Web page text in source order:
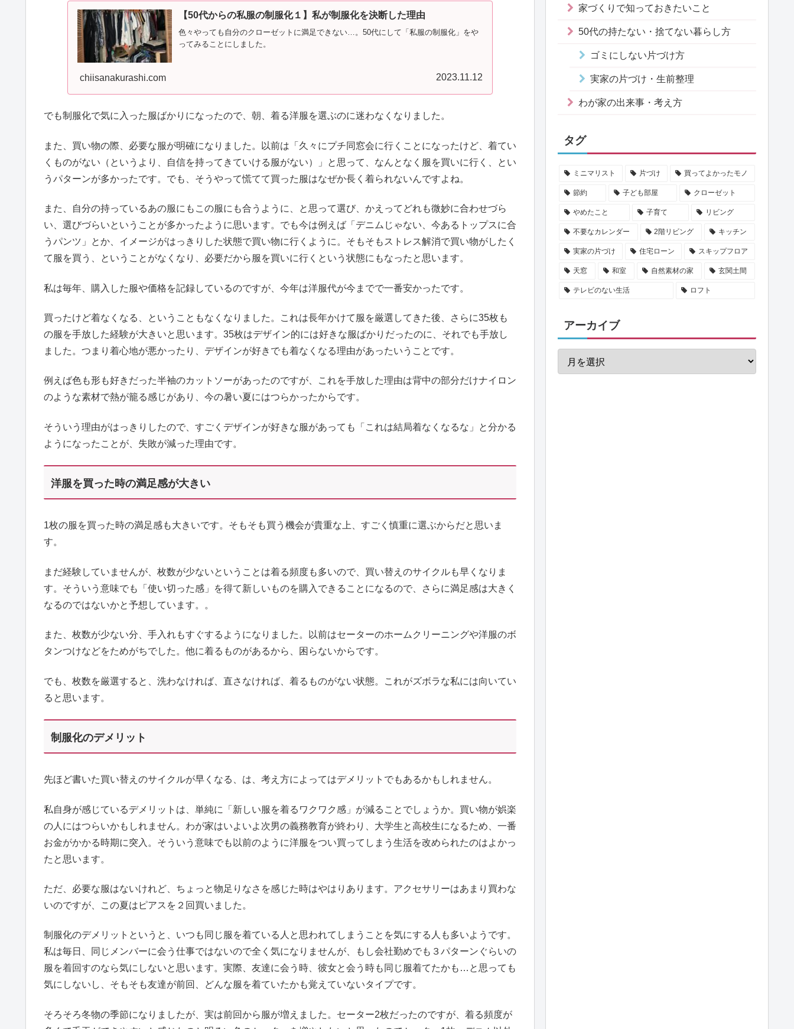
【50代からの私服の制服化１】私が制服化を決断した理由
色々やっても自分のクローゼットに満足できない…。50代にして「私服の制服化」をや
ってみることにしました。
chiisanakurashi.com 2023.11.12
でも制服化で気に入った服ばかりになったので、朝、着る洋服を選ぶのに迷わなくなりました。
また、買い物の際、必要な服が明確になりました。以前は「久々にプチ同窓会に行くことになったけど、着てい
くものがない（というより、自信を持ってきていける服がない）」と思って、なんとなく服を買いに行く、とい
うパターンが多かったです。でも、そうやって慌てて買った服はなぜか長く着られないんですよね。
また、自分の持っているあの服にもこの服にも合うように、と思って選び、かえってどれも微妙に合わせづら
い、選びづらいということが多かったように思います。でも今は例えば「デニムじゃない、今あるトップスに合
うパンツ」とか、イメージがはっきりした状態で買い物に行くように。そもそもストレス解消で買い物がしたく
て服を買う、ということがなくなり、必要だから服を買いに行くという状態にもなったと思います。
私は毎年、購入した服や価格を記録しているのですが、今年は洋服代が今までで一番安かったです。
買ったけど着なくなる、ということもなくなりました。これは長年かけて服を厳選してきた後、さらに35枚も
の服を手放した経験が大きいと思います。35枚はデザイン的には好きな服ばかりだったのに、それでも手放し
ました。つまり着心地が悪かったり、デザインが好きでも着なくなる理由があったいうことです。
例えば色も形も好きだった半袖のカットソーがあったのですが、これを手放した理由は背中の部分だけナイロン
のような素材で熱が籠る感じがあり、今の暑い夏にはつらかったからです。
そういう理由がはっきりしたので、すごくデザインが好きな服があっても「これは結局着なくなるな」と分かる
ようになったことが、失敗が減った理由です。
洋服を買った時の満足感が大きい
1枚の服を買った時の満足感も大きいです。そもそも買う機会が貴重な上、すごく慎重に選ぶからだと思いま
す。
まだ経験していませんが、枚数が少ないということは着る頻度も多いので、買い替えのサイクルも早くなりま
す。そういう意味でも「使い切った感」を得て新しいものを購入できることになるので、さらに満足感は大きく
なるのではないかと予想しています。。
また、枚数が少ない分、手入れもすぐするようになりました。以前はセーターのホームクリーニングや洋服のボ
タンつけなどをためがちでした。他に着るものがあるから、困らないからです。
でも、枚数を厳選すると、洗わなければ、直さなければ、着るものがない状態。これがズボラな私には向いてい
ると思います。
制服化のデメリット
先ほど書いた買い替えのサイクルが早くなる、は、考え方によってはデメリットでもあるかもしれません。
私自身が感じているデメリットは、単純に「新しい服を着るワクワク感」が減ることでしょうか。買い物が娯楽
の人にはつらいかもしれません。わが家はいよいよ次男の義務教育が終わり、大学生と高校生になるため、一番
お金がかかる時期に突入。そういう意味でも以前のように洋服をつい買ってしまう生活を改められたのはよかっ
たと思います。
ただ、必要な服はないけれど、ちょっと物足りなさを感じた時はやはりあります。アクセサリーはあまり買わな
いのですが、この夏はピアスを２回買いました。
制服化のデメリットというと、いつも同じ服を着ている人と思われてしまうことを気にする人も多いようです。
私は毎日、同じメンバーに会う仕事ではないので全く気になりませんが、もし会社勤めでも３パターンぐらいの
服を着回すのなら気にしないと思います。実際、友達に会う時、彼女と会う時も同じ服着てたかも…と思っても
気にしないし、そもそも友達が前回、どんな服を着ていたかも覚えていないタイプです。
そろそろ冬物の季節になりましたが、実は前回から服が増えました。セーター2枚だったのですが、着る頻度が
家づくりで知っておきたいこと
50代の持たない・捨てない暮らし方
ゴミにしない片づけ方
実家の片づけ・生前整理
わが家の出来事・考え方
タグ
ミニマリスト 片づけ 買ってよかったモノ
節約 子ども部屋 クローゼット
やめたこと 子育て リビング
不要なカレンダー 2階リビング キッチン
実家の片づけ 住宅ローン スキップフロア
天窓 和室 自然素材の家 玄関土間
テレビのない生活 ロフト
アーカイブ